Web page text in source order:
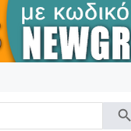
search